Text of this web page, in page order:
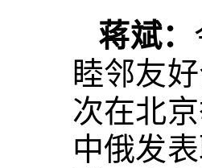
蒋斌：
睦邻友
次在北
中俄发